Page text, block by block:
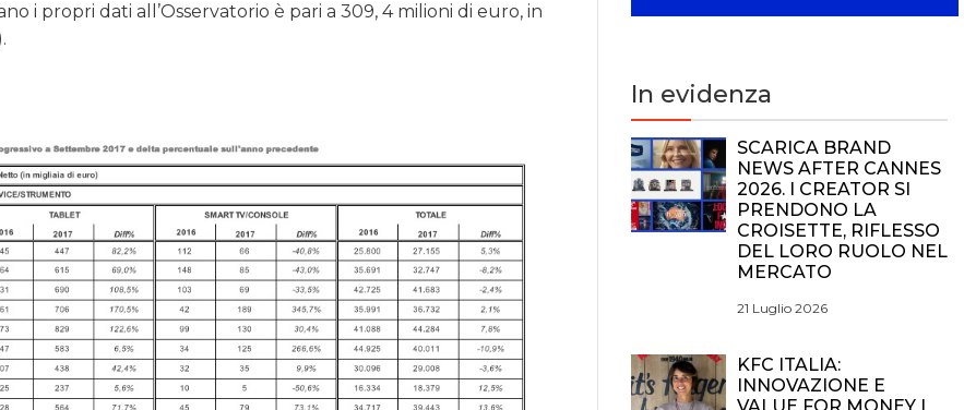
i propri dati all’Osservatorio è pari a 309, 4 milioni di euro, in
In evidenza
SCARICA BRAND
NEWS AFTER CANNES
2026. I CREATOR SI
PRENDONO LA
CROISETTE, RIFLESSO
DEL LORO RUOLO NEL
MERCATO
21 Luglio 2026
KFC ITALIA:
INNOVAZIONE E